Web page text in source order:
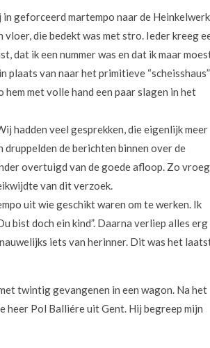
geforceerd martempo naar de
die bedekt was met stro. Ieder kreeg
dat ik een nummer was en dat ik maar
plaats van naar het primitieve “scheisshaus”
met volle hand een paar slagen in het
hadden veel gesprekken, die eigenlijk meer
druppelden de berichten binnen over de
overtuigd van de goede afloop. Zo vroeg
van dit verzoek.
uit wie geschikt waren om te werken. Ik
bist doch ein kind”. Daarna verliep alles erg
iets van herinner. Dit was het
twintig gevangenen in een wagon. Na het
heer Pol Balliére uit Gent. Hij begreep mijn